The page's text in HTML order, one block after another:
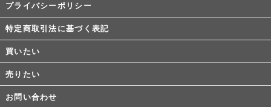
プライバシーポリシー
特定商取引法に基づく表記
買いたい
売りたい
お問い合わせ